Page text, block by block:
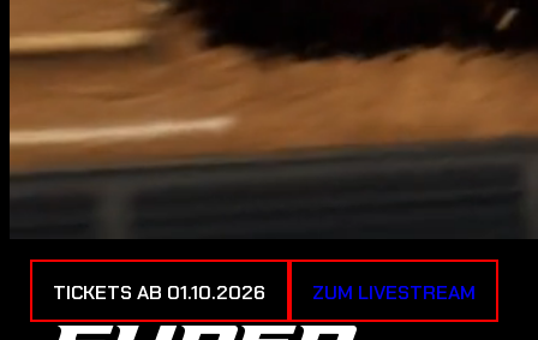
TICKETS AB 01.10.2026 ZUM LIVESTREAM